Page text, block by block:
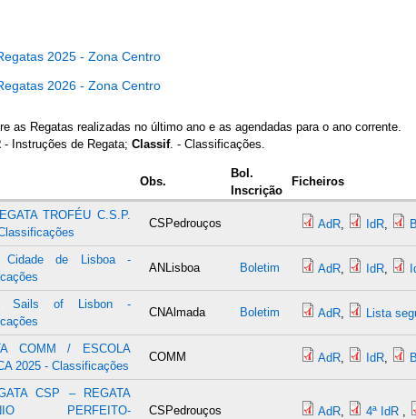
2025 - Zona Centro
2026 - Zona Centro
as Regatas realizadas no último ano e as agendadas para o ano corrente.
- Instruções de Regata; Classif. - Classificações.
Obs.
Bol.
Inscrição
Ficheiros
TROFÉU C.S.P.
CSPedrouços AdR IdR
Cidade de Lisboa -
ANLisboa Boletim AdR IdR
Sails of Lisbon -
CNAlmada Boletim AdR Lista
COMM / ESCOLA
2025 - Classificações
COMM AdR IdR
CSP – REGATA
PERFEITO-
CSPedrouços AdR 4ª IdR